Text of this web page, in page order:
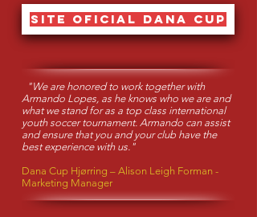
site oficial dana cup
"We are honored to work together with
Armando Lopes, as he knows who we are and
what we stand for as a top class international
youth soccer tournament. Armando can assist
and ensure that you and your club have the
best experience with us."
Dana Cup Hjørring – Alison Leigh Forman -
Marketing Manager